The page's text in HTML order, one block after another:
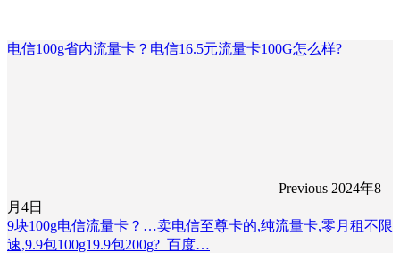
电信100g省内流量卡？电信16.5元流量卡100G怎么样?
Previous 2024年8
月4日
9块100g电信流量卡？…卖电信至尊卡的,纯流量卡,零月租不限
速,9.9包100g19.9包200g?_百度…